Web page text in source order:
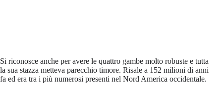
Si riconosce anche per avere le quattro gambe molto robuste e tutta
la sua stazza metteva parecchio timore. Risale a 152 milioni di anni
fa ed era tra i più numerosi presenti nel Nord America occidentale.